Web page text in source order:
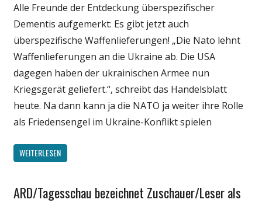
Medien
Politik
Alle Freunde der Entdeckung überspezifischer
Dementis aufgemerkt: Es gibt jetzt auch
überspezifische Waffenlieferungen! „Die Nato lehnt
Waffenlieferungen an die Ukraine ab. Die USA
dagegen haben der ukrainischen Armee nun
Kriegsgerät geliefert.“, schreibt das Handelsblatt
heute. Na dann kann ja die NATO ja weiter ihre Rolle
als Friedensengel im Ukraine-Konflikt spielen
WEITERLESEN
Gesellschaft
Internet
ARD/Tagesschau bezeichnet Zuschauer/Leser als